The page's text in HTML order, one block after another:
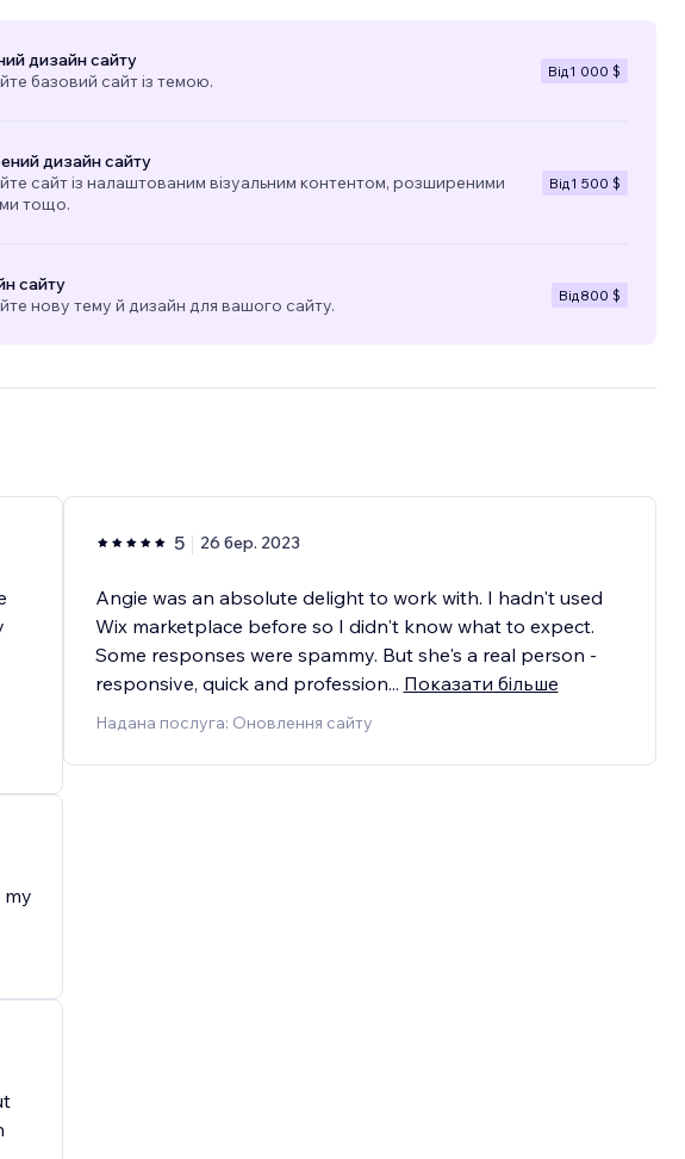
дизайн сайту
базовий сайт із темою.
Від 1 000 $
дизайн сайту
сайт із налаштованим візуальним контентом, розширеними
тощо.
Від 1 500 $
сайту
нову тему й дизайн для вашого сайту.
Від 800 $
5 26 бер. 2023
Angie was an absolute delight to work with. I hadn't used
Wix marketplace before so I didn't know what to expect.
Some responses were spammy. But she's a real person -
responsive, quick and profession... Показати більше
Надана послуга: Оновлення сайту